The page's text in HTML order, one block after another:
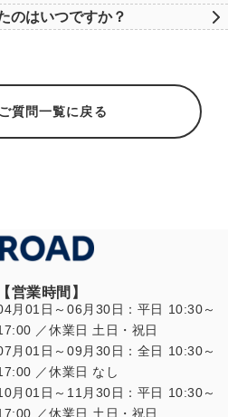
のはいつですか？
質問一覧に戻る
【営業時間】
月01日～06月30日：平日 10:30～
／休業日 土日・祝日
月01日～09月30日：全日 10:30～
／休業日 なし
月01日～11月30日：平日 10:30～
／休業日 土日・祝日